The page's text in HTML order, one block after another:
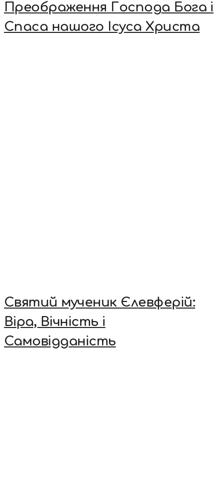
Преображення Господа Бога і
Спаса нашого Ісуса Христа
Святий мученик Єлевферій:
Віра, Вічність і
Самовідданість